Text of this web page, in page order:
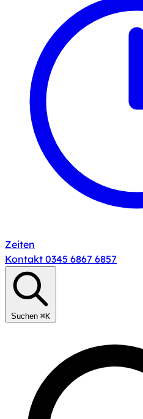
Zeiten
Kontakt 0345 6867 6857
Suchen ⌘K